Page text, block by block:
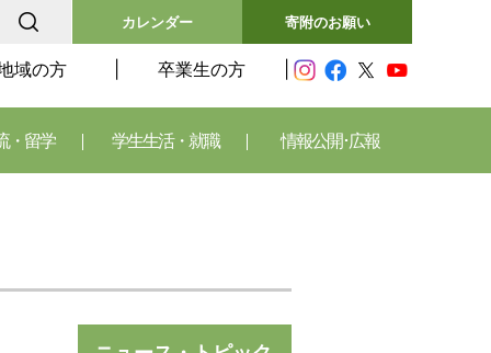
カレンダー 寄附のお願い
域の方 卒業生の方
・留学 学生生活・就職 情報公開･広報